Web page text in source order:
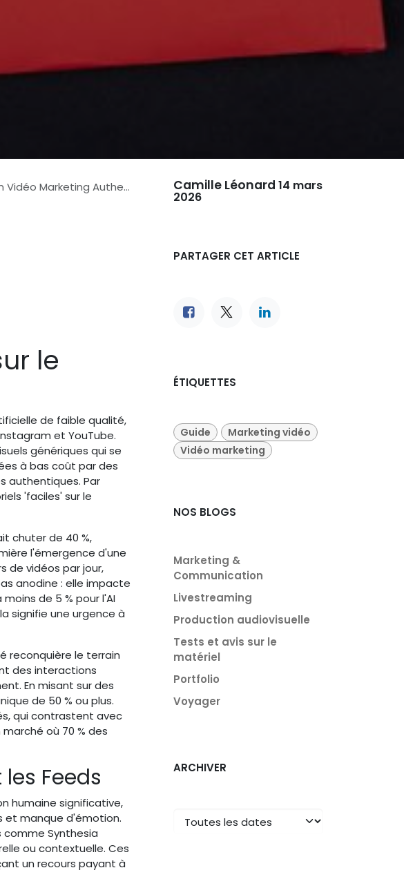
Marketing Authentique
le
de faible qualité,
et YouTube.
génériques qui se
à bas coût par des
authentiques. Par
'faciles' sur le
chuter de 40 %,
l'émergence d'une
de vidéos par jour,
anodine : elle impacte
de 5 % pour l'AI
signifie une urgence à
reconquière le terrain
des interactions
En misant sur des
de 50 % ou plus.
qui contrastent avec
où 70 % des
Feeds
humaine significative,
et manque d'émotion.
comme Synthesia
ou contextuelle. Ces
un recours payant à
Camille Léonard 14 mars
2026
PARTAGER CET ARTICLE
ÉTIQUETTES
Guide
Marketing vidéo
Vidéo marketing
NOS BLOGS
Marketing &
Communication
Livestreaming
Production audiovisuelle
Tests et avis sur le
matériel
Portfolio
Voyager
ARCHIVER